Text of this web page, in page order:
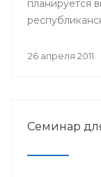
планируется
базы
26 апреля 2011
Семинар